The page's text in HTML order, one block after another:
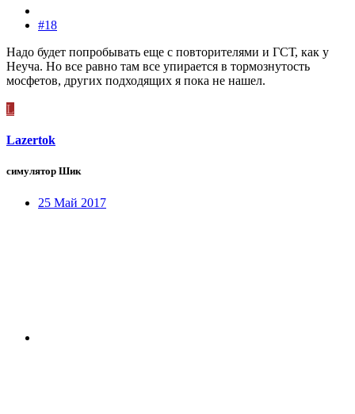
#18
Надо будет попробывать еще с повторителями и ГСТ, как у
Неуча. Но все равно там все упирается в тормознутость
мосфетов, других подходящих я пока не нашел.
L
Lazertok
симулятор Шик
25 Май 2017